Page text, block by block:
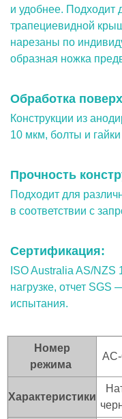
и удобнее.
трапециевидной
нарезаны по
образная ножка
Обработка
Конструкции из
10 мкм, болты и
Прочность
Подходит для
в соответствии с
Сертификация:
ISO Australia AS/
нагрузке, отчет
испытания.
Номер
режима
Характеристики